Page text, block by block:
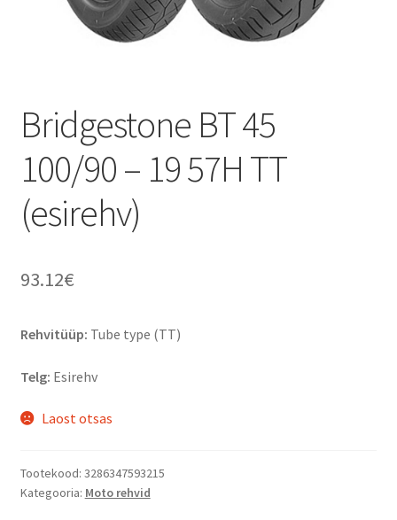
Bridgestone BT 45
100/90 – 19 57H TT
(esirehv)
93.12€
Rehvitüüp: Tube type (TT)
Telg: Esirehv
Laost otsas
Tootekood: 3286347593215
Kategooria: Moto rehvid